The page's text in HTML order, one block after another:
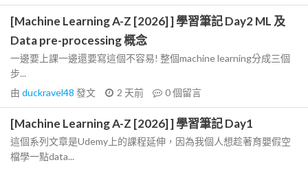
[Machine Learning A-Z [2026] ] 學習筆記 Day2 ML 及
Data pre-processing 概念
一邊要上課一邊還要寫這個不容易! 整個machine learning分成三個
步...
由 duckravel48 發文 2 天前 0個留言
[Machine Learning A-Z [2026] ] 學習筆記 Day1
這個系列文章是Udemy上的課程延伸，因為我個人想趁著育嬰假空
檔學一點data...